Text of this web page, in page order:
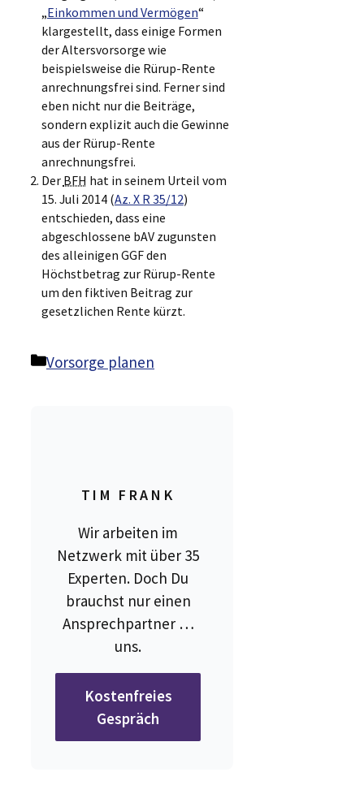
„Einkommen und Vermögen“
klargestellt, dass einige Formen
der Altersvorsorge wie
beispielsweise die Rürup-Rente
anrechnungsfrei sind. Ferner sind
eben nicht nur die Beiträge,
sondern explizit auch die Gewinne
aus der Rürup-Rente
anrechnungsfrei.
Der BFH hat in seinem Urteil vom
15. Juli 2014 (Az. X R 35/12)
entschieden, dass eine
abgeschlossene bAV zugunsten
des alleinigen GGF den
Höchstbetrag zur Rürup-Rente
um den fiktiven Beitrag zur
gesetzlichen Rente kürzt.
Kategorien
Vorsorge planen
TIM FRANK
Wir arbeiten im
Netzwerk mit über 35
Experten. Doch Du
brauchst nur einen
Ansprechpartner …
uns.
Kostenfreies
Gespräch